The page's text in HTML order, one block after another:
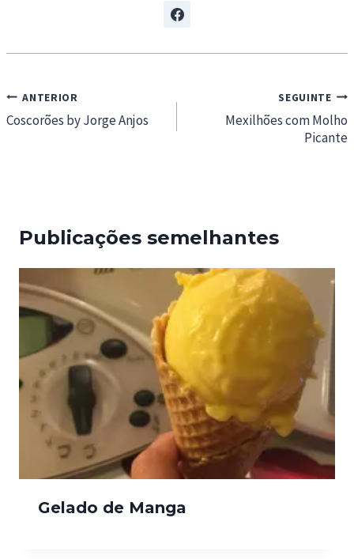
Navegação
de
ANTERIOR
Coscorões by Jorge Anjos
SEGUINTE
Mexilhões com Molho
Picante
Publicações semelhantes
Gelado de Manga